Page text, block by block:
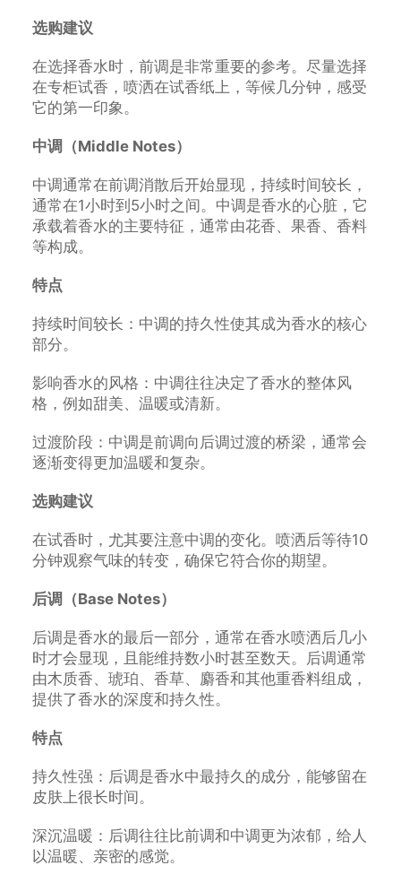
选购建议
在选择香水时，前调是非常重要的参考。尽量选择
在专柜试香，喷洒在试香纸上，等候几分钟，感受
它的第一印象。
中调（Middle Notes）
中调通常在前调消散后开始显现，持续时间较长，
通常在1小时到5小时之间。中调是香水的心脏，它
承载着香水的主要特征，通常由花香、果香、香料
等构成。
特点
持续时间较长：中调的持久性使其成为香水的核心
部分。
影响香水的风格：中调往往决定了香水的整体风
格，例如甜美、温暖或清新。
过渡阶段：中调是前调向后调过渡的桥梁，通常会
逐渐变得更加温暖和复杂。
选购建议
在试香时，尤其要注意中调的变化。喷洒后等待10
分钟观察气味的转变，确保它符合你的期望。
后调（Base Notes）
后调是香水的最后一部分，通常在香水喷洒后几小
时才会显现，且能维持数小时甚至数天。后调通常
由木质香、琥珀、香草、麝香和其他重香料组成，
提供了香水的深度和持久性。
特点
持久性强：后调是香水中最持久的成分，能够留在
皮肤上很长时间。
深沉温暖：后调往往比前调和中调更为浓郁，给人
以温暖、亲密的感觉。